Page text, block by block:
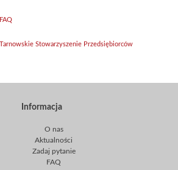
FAQ
Tarnowskie Stowarzyszenie Przedsiębiorców
Informacja
O nas
Aktualności
Zadaj pytanie
FAQ